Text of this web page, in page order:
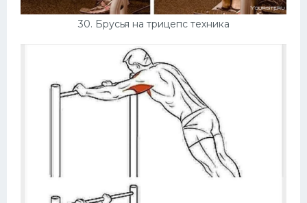
30. Брусья на трицепс техника